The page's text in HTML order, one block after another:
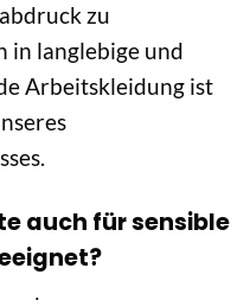
zu
in langlebige und
Arbeitskleidung ist
auch für sensible